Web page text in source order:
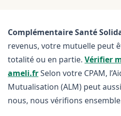
Complémentaire Santé
revenus, votre mutuelle peut
totalité ou en partie. Vérifier
ameli.frSelon votre CPAM,
Mutualisation (ALM) peut
nous, nous vérifions